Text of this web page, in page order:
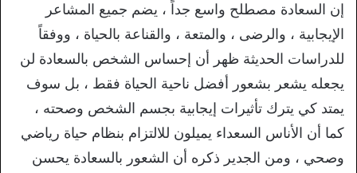
إن السعادة مصطلح واسع جداً ، يضم جميع المشاعر
الإيجابية ، والرضى ، والمتعة ، والقناعة بالحياة ، ووفقاً
للدراسات الحديثة ظهر أن إحساس الشخص بالسعادة لن
يجعله يشعر بشعور أفضل ناحية الحياة فقط ، بل سوف
يمتد كي يترك تأثيرات إيجابية بجسم الشخص وصحته ،
كما أن الأناس السعداء يميلون للالتزام بنظام حياة رياضي
وصحي ، ومن الجدير ذكره أن الشعور بالسعادة يحسن